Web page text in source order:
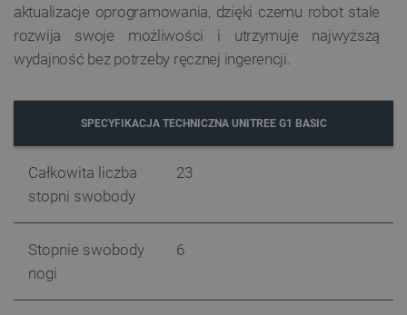
aktualizacje oprogramowania, dzięki czemu robot stale
rozwija swoje możliwości i utrzymuje najwyższą
wydajność bez potrzeby ręcznej ingerencji.
SPECYFIKACJA TECHNICZNA UNITREE G1 BASIC
Całkowita liczba
stopni swobody
23
Stopnie swobody
nogi
6
_lb
VISITOR_PRIVACY_METADATA
YouTube
Polityce prywatności Google